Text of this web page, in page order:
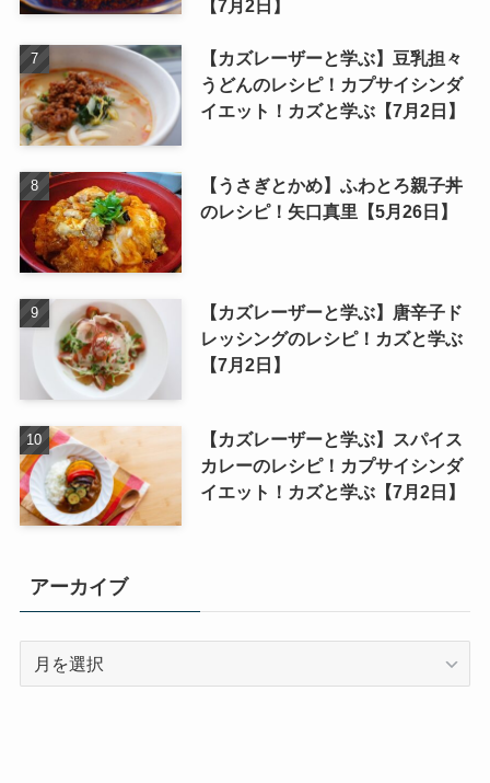
【7月2日】
【カズレーザーと学ぶ】豆乳担々
うどんのレシピ！カプサイシンダ
イエット！カズと学ぶ【7月2日】
【うさぎとかめ】ふわとろ親子丼
のレシピ！矢口真里【5月26日】
【カズレーザーと学ぶ】唐辛子ド
レッシングのレシピ！カズと学ぶ
【7月2日】
【カズレーザーと学ぶ】スパイス
カレーのレシピ！カプサイシンダ
イエット！カズと学ぶ【7月2日】
アーカイブ